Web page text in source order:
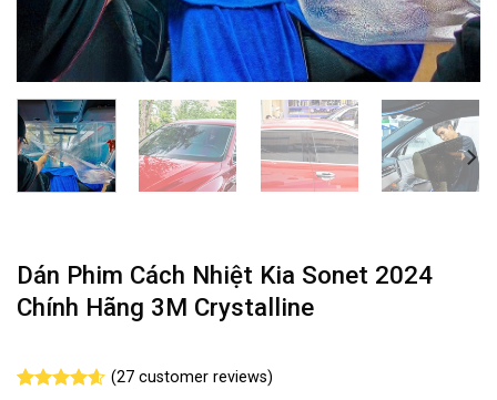
Dán Phim Cách Nhiệt Kia Sonet 2024
Chính Hãng 3M Crystalline
(27customer reviews)